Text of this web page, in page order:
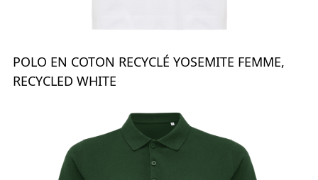
POLO EN COTON RECYCLÉ YOSEMITE FEMME,
RECYCLED WHITE